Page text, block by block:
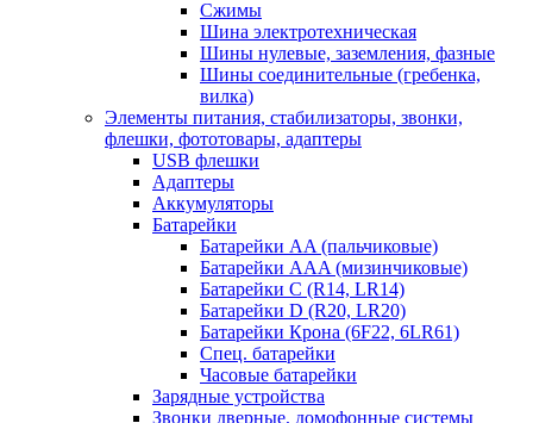
Сжимы
Шина электротехническая
Шины нулевые, заземления, фазные
Шины соединительные (гребенка,
вилка)
Элементы питания, стабилизаторы, звонки,
флешки, фототовары, адаптеры
USB флешки
Адаптеры
Аккумуляторы
Батарейки
Батарейки AA (пальчиковые)
Батарейки AAA (мизинчиковые)
Батарейки C (R14, LR14)
Батарейки D (R20, LR20)
Батарейки Крона (6F22, 6LR61)
Спец. батарейки
Часовые батарейки
Зарядные устройства
Звонки дверные, домофонные системы